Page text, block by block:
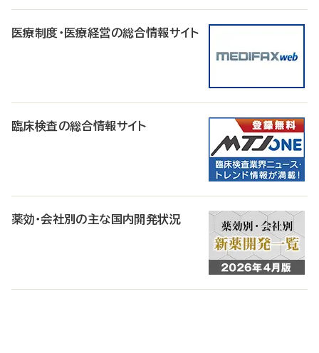
医療制度・医療経営の総合情報サイト
臨床検査の総合情報サイト
薬効・会社別の主な国内開発状況